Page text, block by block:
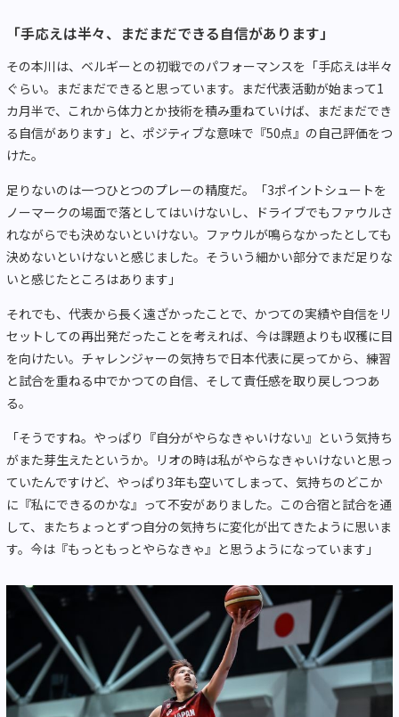
「手応えは半々、まだまだできる自信があります」
その本川は、ベルギーとの初戦でのパフォーマンスを「手応えは半々
ぐらい。まだまだできると思っています。まだ代表活動が始まって1
カ月半で、これから体力とか技術を積み重ねていけば、まだまだでき
る自信があります」と、ポジティブな意味で『50点』の自己評価をつ
けた。
足りないのは一つひとつのプレーの精度だ。「3ポイントシュートを
ノーマークの場面で落としてはいけないし、ドライブでもファウルさ
れながらでも決めないといけない。ファウルが鳴らなかったとしても
決めないといけないと感じました。そういう細かい部分でまだ足りな
いと感じたところはあります」
それでも、代表から長く遠ざかったことで、かつての実績や自信をリ
セットしての再出発だったことを考えれば、今は課題よりも収穫に目
を向けたい。チャレンジャーの気持ちで日本代表に戻ってから、練習
と試合を重ねる中でかつての自信、そして責任感を取り戻しつつあ
る。
「そうですね。やっぱり『自分がやらなきゃいけない』という気持ち
がまた芽生えたというか。リオの時は私がやらなきゃいけないと思っ
ていたんですけど、やっぱり3年も空いてしまって、気持ちのどこか
に『私にできるのかな』って不安がありました。この合宿と試合を通
して、またちょっとずつ自分の気持ちに変化が出てきたように思いま
す。今は『もっともっとやらなきゃ』と思うようになっています」